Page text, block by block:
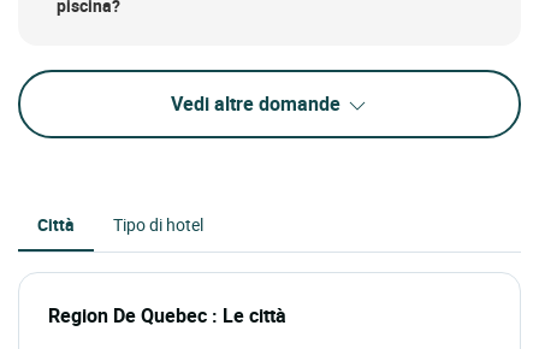
piscina?
Vedi altre domande
Città Tipo di hotel
Region De Quebec : Le città